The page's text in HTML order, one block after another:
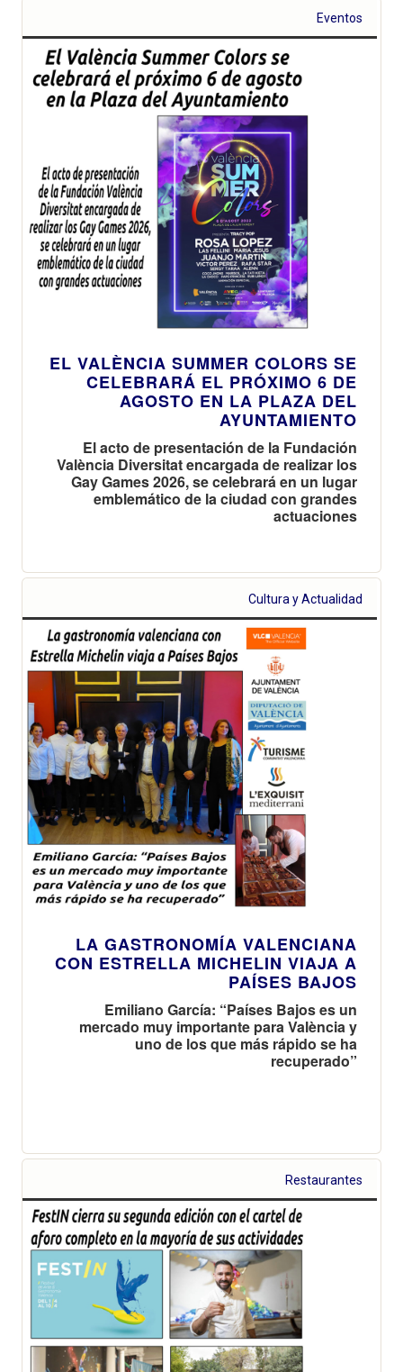
Eventos
EL VALÈNCIA SUMMER COLORS SE
CELEBRARÁ EL PRÓXIMO 6 DE
AGOSTO EN LA PLAZA DEL
AYUNTAMIENTO
El acto de presentación de la Fundación
València Diversitat encargada de realizar los
Gay Games 2026, se celebrará en un lugar
emblemático de la ciudad con grandes
actuaciones
Cultura y Actualidad
LA GASTRONOMÍA VALENCIANA
CON ESTRELLA MICHELIN VIAJA A
PAÍSES BAJOS
Emiliano García: “Países Bajos es un
mercado muy importante para València y
uno de los que más rápido se ha
recuperado”
Restaurantes